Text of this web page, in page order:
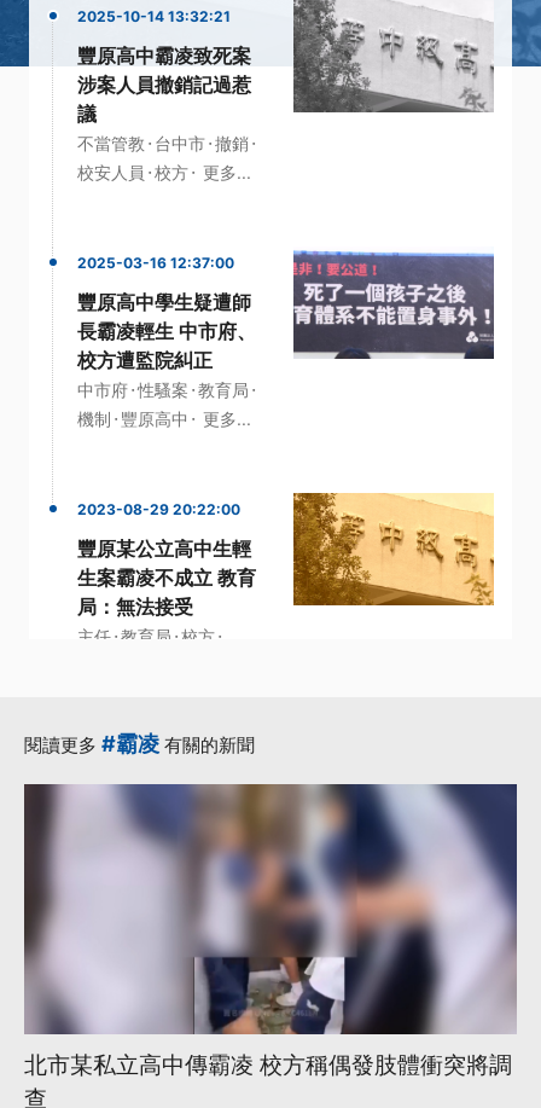
2025-10-14 13:32:21
豐原高中霸凌致死案
涉案人員撤銷記過惹
議
不當管教 · 台中市·撤銷 ·
校安人員 ·校方· 更多...
2025-03-16 12:37:00
豐原高中學生疑遭師
長霸凌輕生 中市府、
校方遭監院糾正
中市府·性騷案 ·教育局 ·
機制 · 豐原高中 · 更多...
2023-08-29 20:22:00
豐原某公立高中生輕
生案霸凌不成立 教育
局：無法接受
主任·教育局 ·校方·
閱讀更多 #霸凌 有關的新聞
北市某私立高中傳霸凌 校方稱偶發肢體衝突將調
查